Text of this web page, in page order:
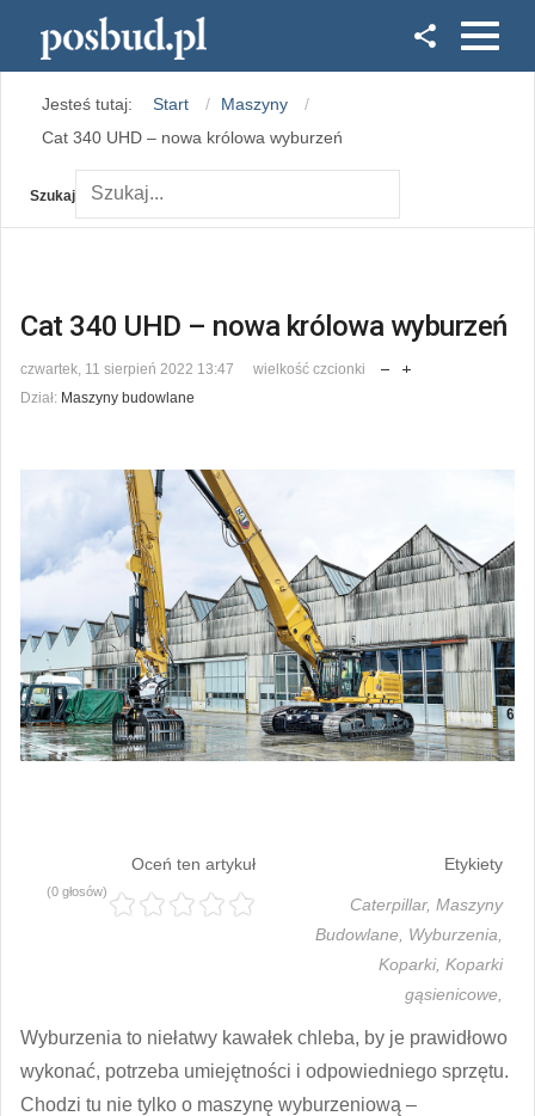
Instagram
Jesteś tutaj: Start
Maszyny
Cat 340 UHD – nowa królowa wyburzeń
Szukaj
Cat 340 UHD – nowa królowa wyburzeń
czwartek, 11 sierpień 2022 13:47
wielkość czcionki
Dział: Maszyny budowlane
Oceń ten artykuł
(0 głosów)
Etykiety
Caterpillar, Maszyny
Budowlane, Wyburzenia,
Koparki, Koparki
gąsienicowe,
Wyburzenia to niełatwy kawałek chleba, by je prawidłowo
wykonać, potrzeba umiejętności i odpowiedniego sprzętu.
Chodzi tu nie tylko o maszynę wyburzeniową –